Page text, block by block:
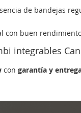
de bandejas
con buen
integrables
con garantía y